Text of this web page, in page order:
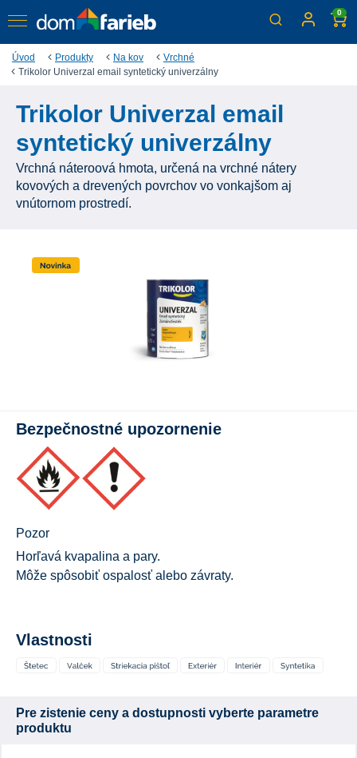
0
Úvod Produkty Na kov
Vrchné
Trikolor Univerzal email syntetický univerzálny
Trikolor Univerzal email
syntetický univerzálny
Vrchná náteroová hmota, určená na vrchné nátery
kovových a drevených povrchov vo vonkajšom aj
vnútornom prostredí.
Bezpečnostné upozornenie
Pozor
Horľavá kvapalina a pary.
Môže spôsobiť ospalosť alebo závraty.
Vlastnosti
Pre zistenie ceny a dostupnosti vyberte parametre
produktu